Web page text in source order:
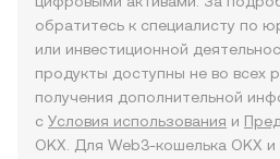
обратитесь к специалисту по
или инвестиционной
продукты доступны не во всех
получения дополнительной
с Условия использования и
OKX. Для Web3-кошелька OKX